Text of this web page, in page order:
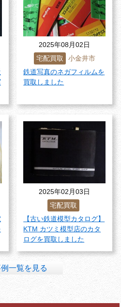
2025年08月02日
宅配買取
小金井市
鉄道写真のネガフィルムを
買取しました
2025年02月03日
宅配買取
【古い鉄道模型カタログ】
KTM カツミ模型店のカタ
ログを買取しました
一覧を見る